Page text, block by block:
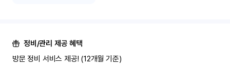
정비/관리 제공 혜택
방문 정비 서비스 제공! (12개월 기준)